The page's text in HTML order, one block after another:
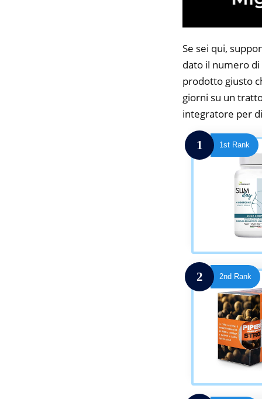
Se sei qui,
dato il numero
prodotto giusto
giorni su un
integratore per
1 1st Rank
2 2nd Rank